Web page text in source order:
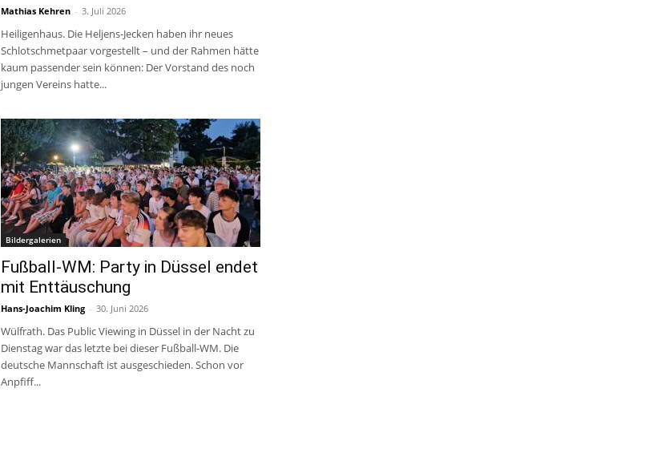
Mathias Kehren - 3. Juli 2026
Heiligenhaus. Die Heljens-Jecken haben ihr neues
Schlotschmetpaar vorgestellt – und der Rahmen hätte
kaum passender sein können: Der Vorstand des noch
jungen Vereins hatte...
Bildergalerien
Fußball-WM: Party in Düssel endet
mit Enttäuschung
Hans-Joachim Kling - 30. Juni 2026
Wülfrath. Das Public Viewing in Düssel in der Nacht zu
Dienstag war das letzte bei dieser Fußball-WM. Die
deutsche Mannschaft ist ausgeschieden. Schon vor
Anpfiff...